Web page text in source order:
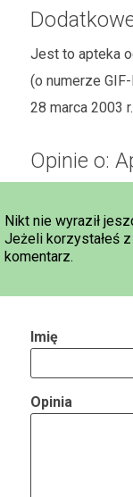
Jest to apteka
(o numerze
28 marca 2003 r.
Opinie o:
Nikt nie wyraził
Jeżeli korzystałeś
komentarz.
Imię
Opinia